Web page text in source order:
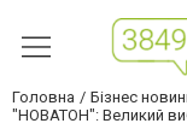
Головна Бізнес
"НОВАТОН": Великий